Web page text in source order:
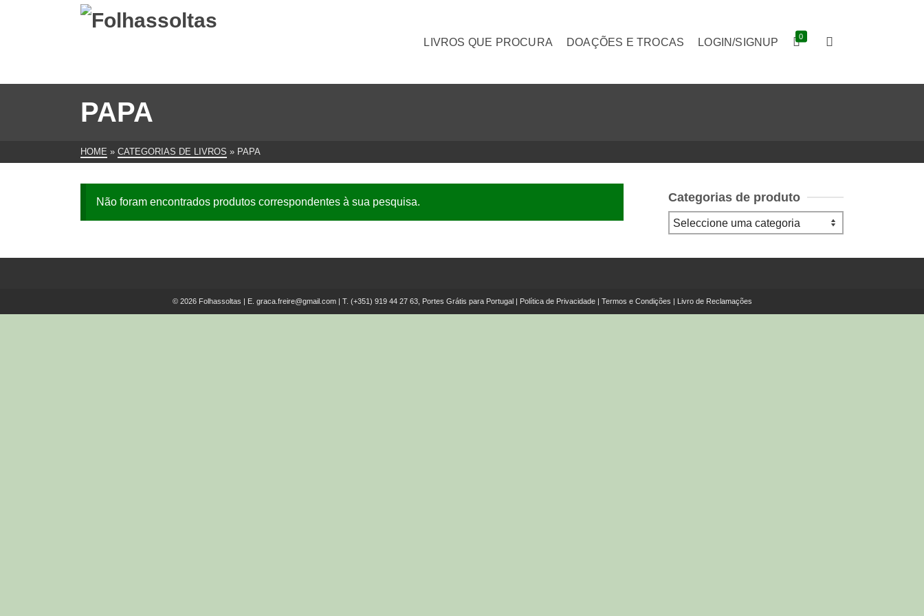
LIVROS QUE PROCURA DOAÇÕES E TROCAS LOGIN/SIGNUP 0
PAPA
HOME » CATEGORIAS DE LIVROS » PAPA
Não foram encontrados produtos correspondentes à sua pesquisa. Categorias de produto
© 2026 Folhassoltas | E. graca.freire@gmail.com| T. (+351) 919 44 27 63, Portes Grátis para Portugal | Política de Privacidade| Termos e Condições | Livro de Reclamações